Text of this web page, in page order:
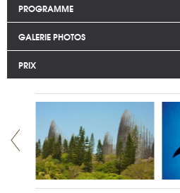
PROGRAMME
GALERIE PHOTOS
PRIX